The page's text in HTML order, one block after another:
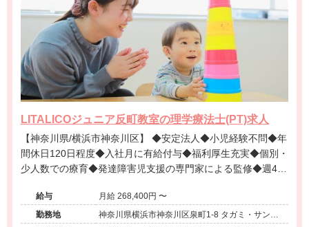
LITALICOジュニア反町教室の理学療法士(PT)求人
【神奈川県/横浜市神奈川区】 ◆安定法人◆小児経験不問◆年
間休日120日程度◆入社月に有給付与◆福利厚生充実◆個別・
少人数での療育◆発達障害児支援の専門家による監修◆週4日
給与
月給 268,400円 〜
勤務地
神奈川県横浜市神奈川区泉町1-8 タガミ・サンビ